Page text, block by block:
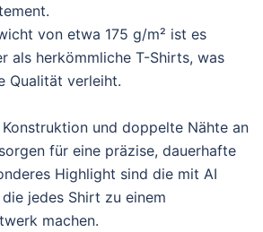
von etwa 175 g/m² ist es
als herkömmliche T-Shirts, was
Qualität verleiht.
und doppelte Nähte an
für eine präzise, dauerhafte
Highlight sind die mit AI
jedes Shirt zu einem
machen.